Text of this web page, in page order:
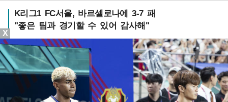
K리그1 FC서울, 바르셀로나에 3-7 패
"좋은 팀과 경기할 수 있어 감사해"
X